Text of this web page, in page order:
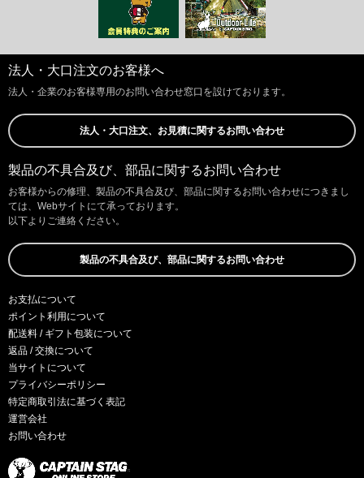
法人・大口注文のお客様へ
法人・企業のお客様専用のお問い合わせ窓口を設けております。
法人・大口注文、お見積に関するお問い合わせ
製品の不具合及び、部品に関するお問い合わせ
お客様からの修理、製品の不具合及び、部品に関するお問い合わせにつきまし
ては、Webサイトにて承っております。
以下よりご連絡ください。
製品の不具合及び、部品に関するお問い合わせ
お支払について
ポイント利用について
配送料 / ギフト包装について
返品 / 交換について
当サイトについて
プライバシーポリシー
特定商取引法に基づく表記
運営会社
お問い合わせ